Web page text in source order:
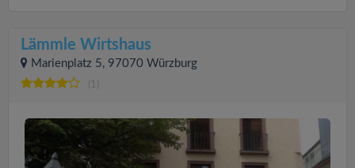
Lämmle Wirtshaus
Marienplatz 5, 97070 Würzburg
(1)